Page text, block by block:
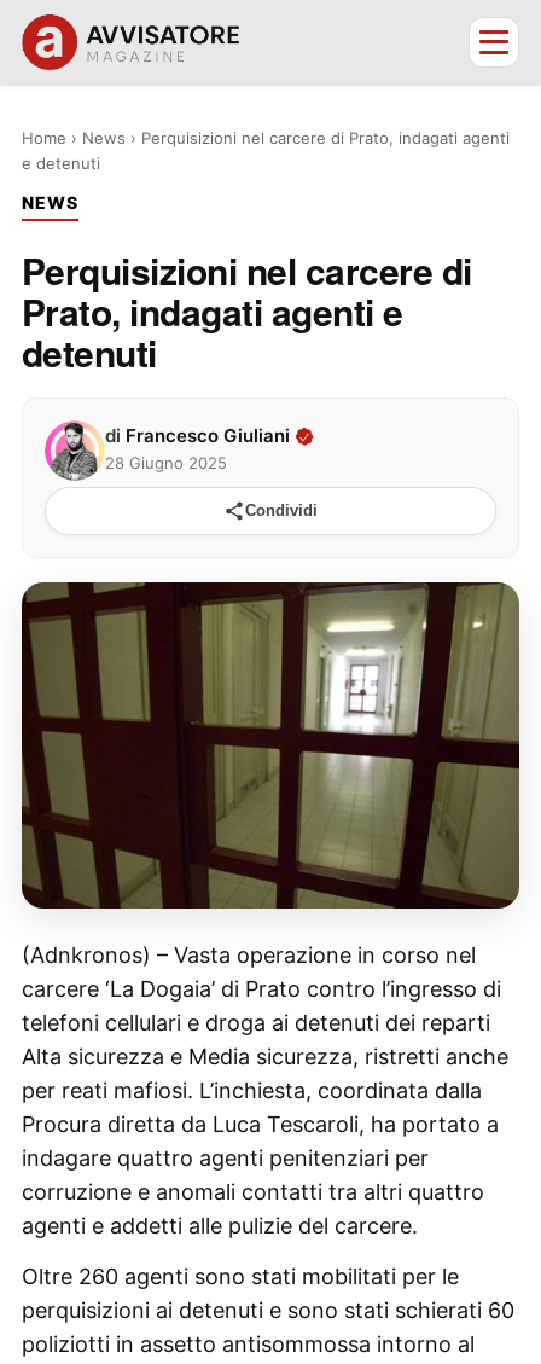
Home › News › Perquisizioni nel carcere di Prato, indagati agenti
e detenuti
NEWS
Perquisizioni nel carcere di
Prato, indagati agenti e
detenuti
di Francesco Giuliani
28 Giugno 2025
Condividi
(Adnkronos) – Vasta operazione in corso nel
carcere ‘La Dogaia’ di Prato contro l’ingresso di
telefoni cellulari e droga ai detenuti dei reparti
Alta sicurezza e Media sicurezza, ristretti anche
per reati mafiosi. L’inchiesta, coordinata dalla
Procura diretta da Luca Tescaroli, ha portato a
indagare quattro agenti penitenziari per
corruzione e anomali contatti tra altri quattro
agenti e addetti alle pulizie del carcere.
Oltre 260 agenti sono stati mobilitati per le
perquisizioni ai detenuti e sono stati schierati 60
poliziotti in assetto antisommossa intorno al